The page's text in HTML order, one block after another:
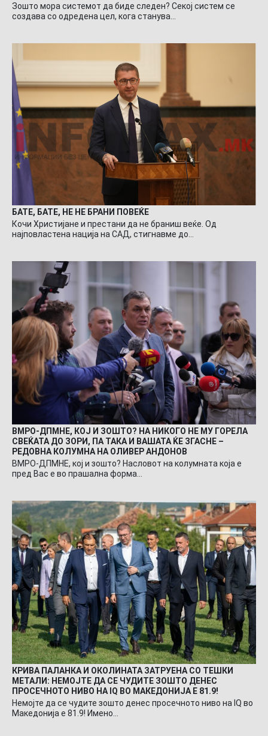
Зошто мора системот да биде следен? Секој систем се
создава со одредена цел, кога станува…
БАТЕ, БАТЕ, НЕ НЕ БРАНИ ПОВЕЌЕ
Кочи Христијане и престани да не браниш веќе. Од
најповластена нација на САД, стигнавме до…
ВМРО-ДПМНЕ, КОЈ И ЗОШТО? НА НИКОГО НЕ МУ ГОРЕЛА
СВЕЌАТА ДО ЗОРИ, ПА ТАКА И ВАШАТА ЌЕ ЗГАСНЕ –
РЕДОВНА КОЛУМНА НА ОЛИВЕР АНДОНОВ
ВМРО-ДПМНЕ, кој и зошто? Насловот на колумната која е
пред Вас е во прашална форма…
КРИВА ПАЛАНКА И ОКОЛИНАТА ЗАТРУЕНА СО ТЕШКИ
МЕТАЛИ: НЕМОЈТЕ ДА СЕ ЧУДИТЕ ЗОШТО ДЕНЕС
ПРОСЕЧНОТО НИВО НА IQ ВО МАКЕДОНИЈА Е 81.9!
Немојте да се чудите зошто денес просечното ниво на IQ во
Македонија е 81.9! Имено…